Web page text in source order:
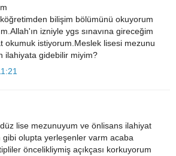
bilişim bölümünü okuyorum
izniyle ygs sınavına gireceğim
okumuk istiyorum.Meslek lisesi mezunu
ilahiyata gidebilir miyim?
lise mezunuyum ve önlisans ilahiyat
gibi olupta yerleşenler varm acaba
öncelikliymiş açıkçası korkuyorum